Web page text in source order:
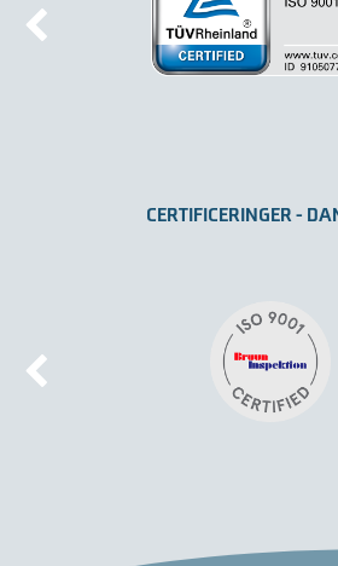
CERTIFICERINGER -